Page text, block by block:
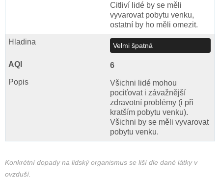
Citliví lidé by se měli
vyvarovat pobytu venku,
ostatní by ho měli omezit.
Velmi špatná
6
Všichni lidé mohou
pociťovat i závažnější
zdravotní problémy (i při
kratším pobytu venku).
Všichni by se měli vyvarovat
pobytu venku.
Konkrétní dopady na lidský organismus se liší dle dané látky v
ovzduší.